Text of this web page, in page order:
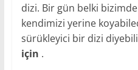
dizi. Bir gün belki bizimde
kendimizi yerine
sürükleyici bir dizi
için .